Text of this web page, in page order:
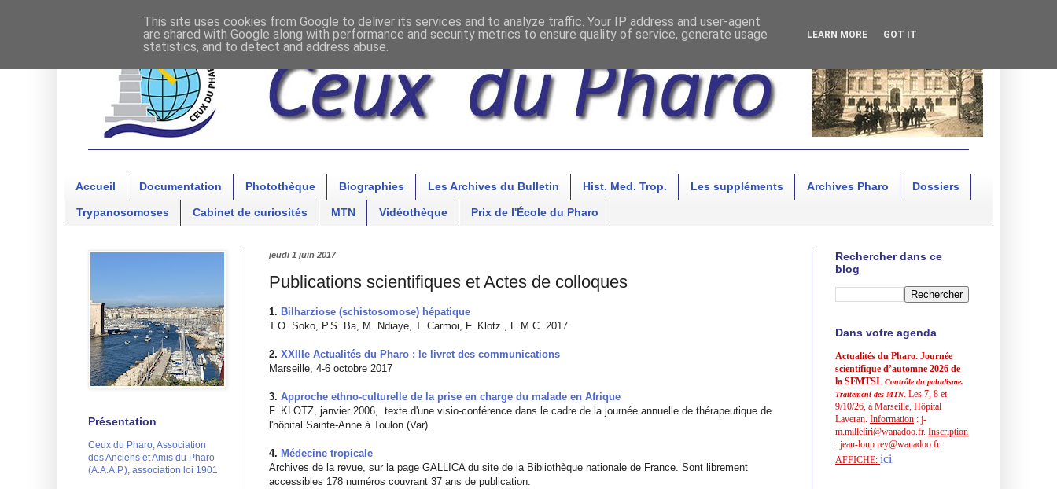
Accueil Documentation Photothèque Biographies Les Archives du Bulletin Hist. Med. Trop. Les suppléments Archives Pharo Dossiers
Trypanosomoses Cabinet de curiosités MTN Vidéothèque Prix de l'École du Pharo
jeudi 1 juin 2017
Publications scientifiques et Actes de colloques
1. Bilharziose (schistosomose) hépatique
T.O. Soko, P.S. Ba, M. Ndiaye, T. Carmoi, F. Klotz , E.M.C. 2017
2. XXIIIe Actualités du Pharo : le livret des communications
Marseille, 4-6 octobre 2017
3. Approche ethno-culturelle de la prise en charge du malade en Afrique
F. KLOTZ, janvier 2006, texte d'une visio-conférence dans le cadre de la journée annuelle de thérapeutique de
l'hôpital Sainte-Anne à Toulon (Var).
4. Médecine tropicale
Archives de la revue, sur la page GALLICA du site de la Bibliothèque nationale de France. Sont librement
accessibles 178 numéros couvrant 37 ans de publication.
Présentation
Ceux du Pharo, Association
des Anciens et Amis du Pharo
(A.A.A.P.), association loi 1901
Rechercher dans ce
blog
Dans votre agenda
Actualités du Pharo. Journée
scientifique d’automne 2026 de
la SFMTSI Contrôle du paludisme.
Traitement des MTN. Les 7, 8 et
9/10/26, à Marseille, Hôpital
Laveran. Information : j-
m.milleliri@wanadoo.fr. Inscription
: jean-loup.rey@wanadoo.fr.
AFFICHE: ici
This site uses cookies from Google to deliver its services and to analyze traffic. Your IP address and user-agent
are shared with Google along with performance and security metrics to ensure quality of service, generate usage
statistics, and to detect and address abuse.
LEARN MORE GOT IT